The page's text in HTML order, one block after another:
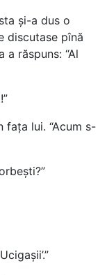
și-a dus o
discutase pînă
răspuns: “Al
fața lui. “Acum s-